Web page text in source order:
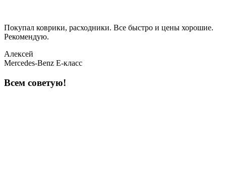
Покупал коврики, расходники. Все быстро и цены хорошие.
Рекомендую.
Алексей
Mercedes-Benz E-класс
Всем советую!